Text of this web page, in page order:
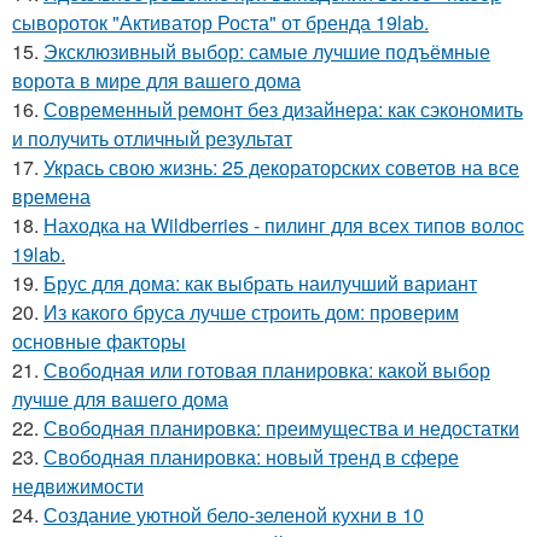
сывороток "Активатор Роста" от бренда 19lab.
15. Эксклюзивный выбор: самые лучшие подъёмные
ворота в мире для вашего дома
16. Современный ремонт без дизайнера: как сэкономить
и получить отличный результат
17. Укрась свою жизнь: 25 декораторских советов на все
времена
18. Находка на Wildberries - пилинг для всех типов волос
19lab.
19. Брус для дома: как выбрать наилучший вариант
20. Из какого бруса лучше строить дом: проверим
основные факторы
21. Свободная или готовая планировка: какой выбор
лучше для вашего дома
22. Свободная планировка: преимущества и недостатки
23. Свободная планировка: новый тренд в сфере
недвижимости
24. Создание уютной бело-зеленой кухни в 10